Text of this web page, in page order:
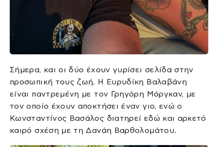
Σήμερα, και οι δύο έχουν γυρίσει σελίδα στην
προσωπική τους ζωή. Η Ευρυδίκη Βαλαβάνη
είναι παντρεμένη με τον Γρηγόρη Μόργκαν, με
τον οποίο έχουν αποκτήσει έναν γιο, ενώ ο
Κωνσταντίνος Βασάλος διατηρεί εδώ και αρκετό
καιρό σχέση με τη Δανάη Βαρθολομάτου.